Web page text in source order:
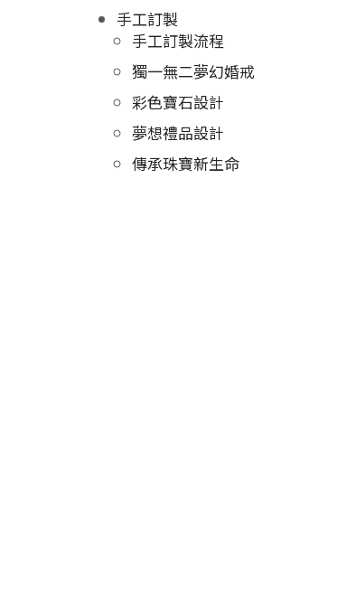
手工訂製
手工訂製流程
獨一無二夢幻婚戒
彩色寶石設計
夢想禮品設計
傳承珠寶新生命